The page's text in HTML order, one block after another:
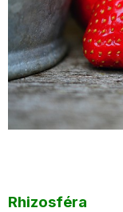
Rhizosféra